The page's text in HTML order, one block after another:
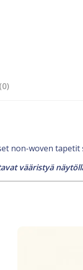
non-woven
vääristyä